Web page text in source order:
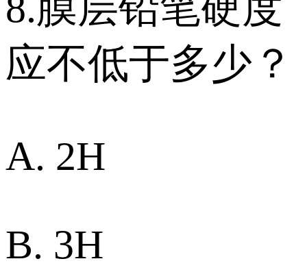
应不低于多少？
A. 2H
B. 3H